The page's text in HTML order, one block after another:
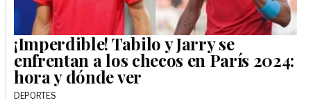
¡Imperdible! Tabilo y Jarry se
enfrentan a los checos en París 2024:
hora y dónde ver
DEPORTES